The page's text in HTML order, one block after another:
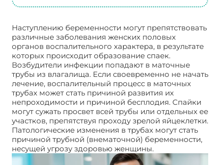
Наступлению беременности могут препятствовать
различные заболевания женских половых
органов воспалительного характера, в результате
которых происходит образование спаек.
Возбудители инфекции попадают в маточные
трубы из влагалища. Если своевременно не начать
лечение, воспалительный процесс в маточных
трубах может стать причиной развития их
непроходимости и причиной бесплодия. Спайки
могут сужать просвет всей трубы или отдельных ее
участков, препятствуя проходу зрелой яйцеклетки.
Патологические изменения в трубах могут стать
причиной трубной (внематочной) беременности,
несущей угрозу здоровью женщины.